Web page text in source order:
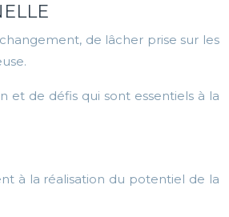
de lâcher prise sur les
et de défis qui sont essentiels à la
à la réalisation du potentiel de la